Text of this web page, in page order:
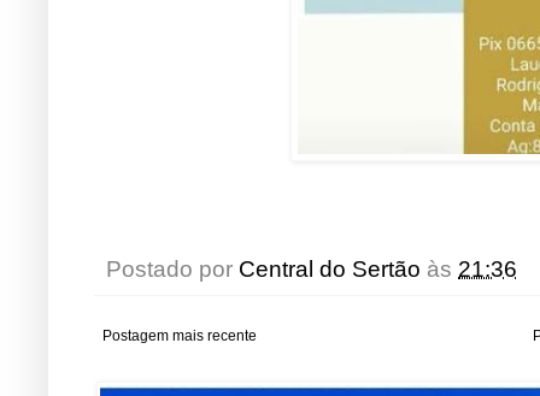
Postado por Central do Sertão às 21:36
Postagem mais recente